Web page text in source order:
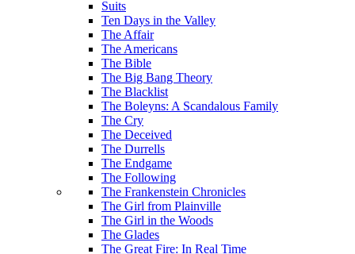
Suits
Ten Days in the Valley
The Affair
The Americans
The Bible
The Big Bang Theory
The Blacklist
The Boleyns: A Scandalous Family
The Cry
The Deceived
The Durrells
The Endgame
The Following
The Frankenstein Chronicles
The Girl from Plainville
The Girl in the Woods
The Glades
The Great Fire: In Real Time